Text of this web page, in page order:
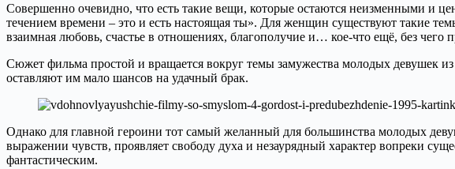
Совершенно очевидно, что есть такие вещи, которые остаются неизменными и
течением времени – это и есть настоящая ты». Для женщин существуют такие
взаимная любовь, счастье в отношениях, благополучие и… кое-что ещё, без
Сюжет фильма простой и вращается вокруг темы замужества молодых девушек
оставляют им мало шансов на удачный брак.
Однако для главной героини тот самый желанный для большинства молодых
выражении чувств, проявляет свободу духа и незаурядный характер вопреки
фантастическим.